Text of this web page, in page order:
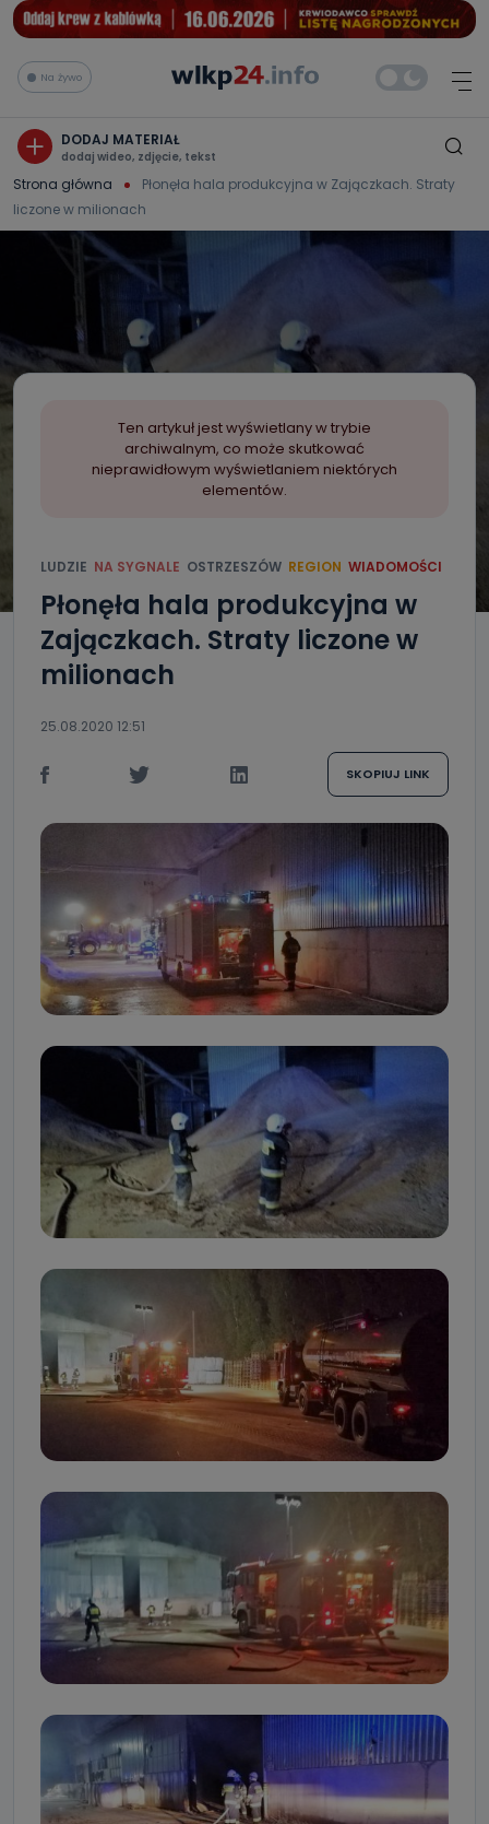
Na żywo
DODAJ MATERIAŁ
dodaj wideo, zdjęcie, tekst
Strona główna
Płonęła hala produkcyjna w Zajączkach. Straty
liczone w milionach
Ten artykuł jest wyświetlany w trybie
archiwalnym, co może skutkować
nieprawidłowym wyświetlaniem niektórych
elementów.
LUDZIE NA SYGNALE OSTRZESZÓW REGION WIADOMOŚCI
Płonęła hala produkcyjna w
Zajączkach. Straty liczone w
milionach
25.08.2020 12:51
SKOPIUJ LINK